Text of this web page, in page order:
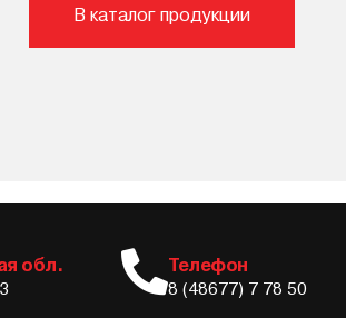
В каталог продукции
обл.
Телефон
8 (48677) 7 78 50